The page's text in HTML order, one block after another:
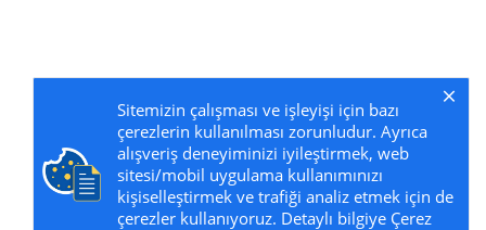
Sitemizin çalışması ve işleyişi için bazı
çerezlerin kullanılması zorunludur. Ayrıca
alışveriş deneyiminizi iyileştirmek, web
sitesi/mobil uygulama kullanımınızı
kişiselleştirmek ve trafiği analiz etmek için de
çerezler kullanıyoruz. Detaylı bilgiye Çerez